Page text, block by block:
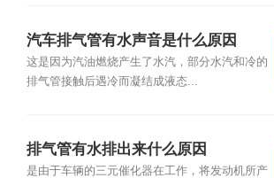
汽车排气管有水声音是什么原因
这是因为汽油燃烧产生了水汽，部分水汽和冷的
排气管接触后遇冷而凝结成液态...
排气管有水排出来什么原因
是由于车辆的三元催化器在工作，将发动机所产